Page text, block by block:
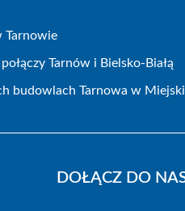
Tarnowie
Tarnów i Bielsko-Białą
budowlach Tarnowa w
DOŁĄCZ DO